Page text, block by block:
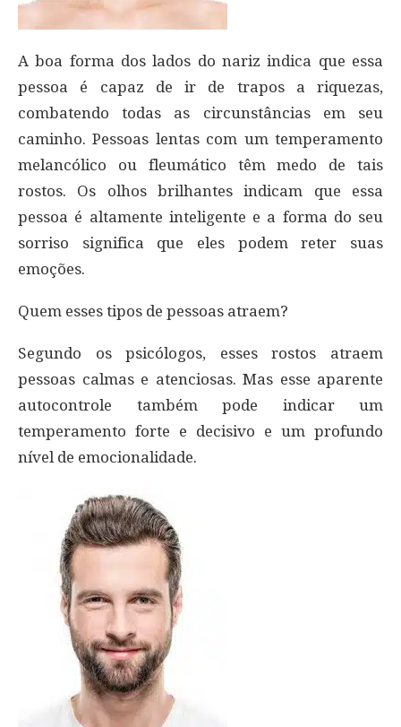
A boa forma dos lados do nariz indica que essa
pessoa é capaz de ir de trapos a riquezas,
combatendo todas as circunstâncias em seu
caminho. Pessoas lentas com um temperamento
melancólico ou fleumático têm medo de tais
rostos. Os olhos brilhantes indicam que essa
pessoa é altamente inteligente e a forma do seu
sorriso significa que eles podem reter suas
emoções.
Quem esses tipos de pessoas atraem?
Segundo os psicólogos, esses rostos atraem
pessoas calmas e atenciosas. Mas esse aparente
autocontrole também pode indicar um
temperamento forte e decisivo e um profundo
nível de emocionalidade.